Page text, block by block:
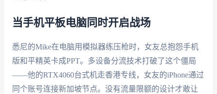
当手机平板电脑同时开启战场
悉尼的Mike在电脑用模拟器练压枪时，女友总抱怨手机
版和平精英卡成PPT。多设备分流技术打破了这个僵局
——他的RTX4060台式机走香港专线，女友的iPhone通过
同个账号连接新加坡节点。没有流量限额的设计才敢让